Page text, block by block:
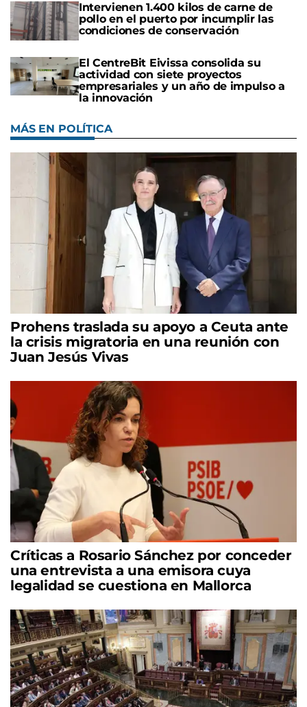
Intervienen 1.400 kilos de carne de
pollo en el puerto por incumplir las
condiciones de conservación
El CentreBit Eivissa consolida su
actividad con siete proyectos
empresariales y un año de impulso a
la innovación
MÁS EN POLÍTICA
Prohens traslada su apoyo a Ceuta ante
la crisis migratoria en una reunión con
Juan Jesús Vivas
Críticas a Rosario Sánchez por conceder
una entrevista a una emisora cuya
legalidad se cuestiona en Mallorca